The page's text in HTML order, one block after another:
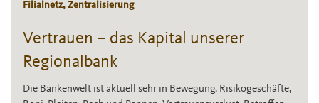
Filialnetz, Zentralisierung
Vertrauen – das Kapital unserer
Regionalbank
Die Bankenwelt ist aktuell sehr in Bewegung. Risikogeschäfte,